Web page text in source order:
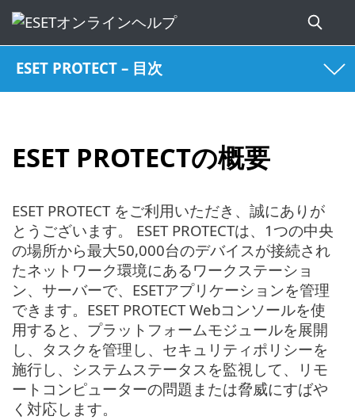
ESET PROTECT – 目次
ESET PROTECTの概要
ESET PROTECT をご利用いただき、誠にありが
とうございます。 ESET PROTECTは、1つの中央
の場所から最大50,000台のデバイスが接続され
たネットワーク環境にあるワークステーショ
ン、サーバーで、ESETアプリケーションを管理
できます。ESET PROTECT Webコンソールを使
用すると、プラットフォームモジュールを展開
し、タスクを管理し、セキュリティポリシーを
施行し、システムステータスを監視して、リモ
ートコンピューターの問題または脅威にすばや
く対応します。